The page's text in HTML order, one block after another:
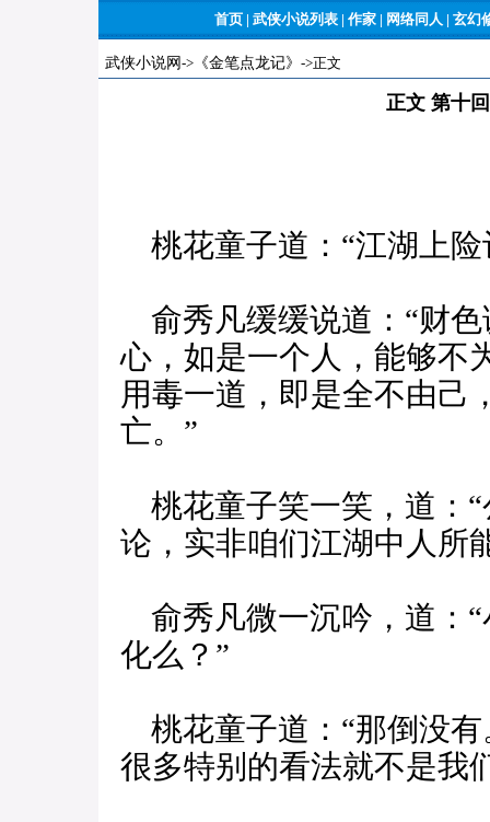
首页 | 武侠小说列表 | 作家 | 网络同人 | 玄幻
武侠小说网 -> 《金笔点龙记》 ->正文
正文 第十
桃花童子道：“江湖上险
俞秀凡缓缓说道：“财
心，如是一个人，能够不
用毒一道，即是全不由己
亡。”
桃花童子笑一笑，道：
论，实非咱们江湖中人所
俞秀凡微一沉吟，道：
化么？”
桃花童子道：“那倒没
很多特别的看法就不是我